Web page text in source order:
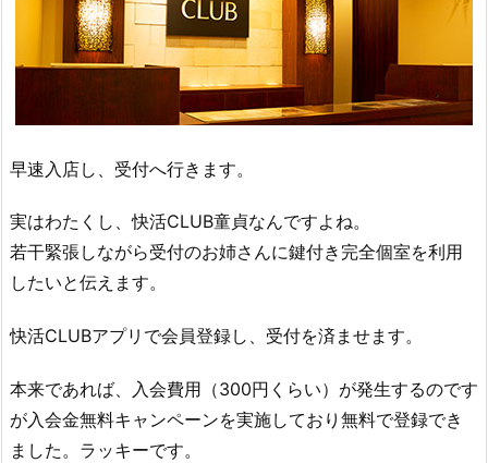
早速入店し、受付へ行きます。
実はわたくし、快活CLUB童貞なんですよね。
若干緊張しながら受付のお姉さんに鍵付き完全個室を利用
したいと伝えます。
快活CLUBアプリで会員登録し、受付を済ませます。
本来であれば、入会費用（300円くらい）が発生するのです
が入会金無料キャンペーンを実施しており無料で登録でき
ました。ラッキーです。